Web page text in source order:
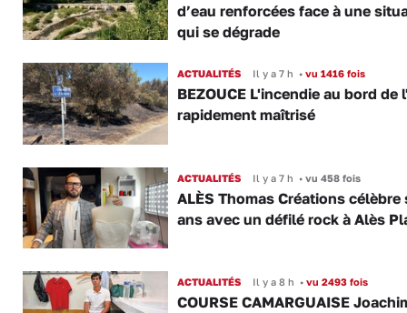
d’eau renforcées face à une
qui se dégrade
ACTUALITÉS Il y a 7 h •vu 1416 fois
BEZOUCE L'incendie au bord de
rapidement maîtrisé
ACTUALITÉS Il y a 7 h •vu 458 fois
ALÈS Thomas Créations célèbre
ans avec un défilé rock à Alès
ACTUALITÉS Il y a 8 h •vu 2493 fois
COURSE CAMARGUAISE